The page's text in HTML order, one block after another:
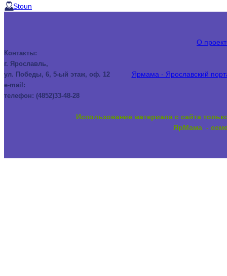
Stoun
О
Контакты:
г. Ярославль,
ул. Победы, 6, 5-ый этаж, оф. 12
e-mail:
телефон: (4852)33-48-28
Ярмама - Ярославский
Использование материала с сайта
ЯрМама -